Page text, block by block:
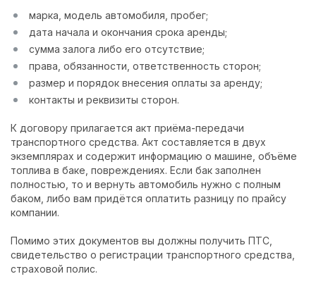
марка, модель автомобиля, пробег;
дата начала и окончания срока аренды;
сумма залога либо его отсутствие;
права, обязанности, ответственность сторон;
размер и порядок внесения оплаты за аренду;
контакты и реквизиты сторон.
К договору прилагается акт приёма-передачи
транспортного средства. Акт составляется в двух
экземплярах и содержит информацию о машине, объёме
топлива в баке, повреждениях. Если бак заполнен
полностью, то и вернуть автомобиль нужно с полным
баком, либо вам придётся оплатить разницу по прайсу
компании.
Помимо этих документов вы должны получить ПТС,
свидетельство о регистрации транспортного средства,
страховой полис.